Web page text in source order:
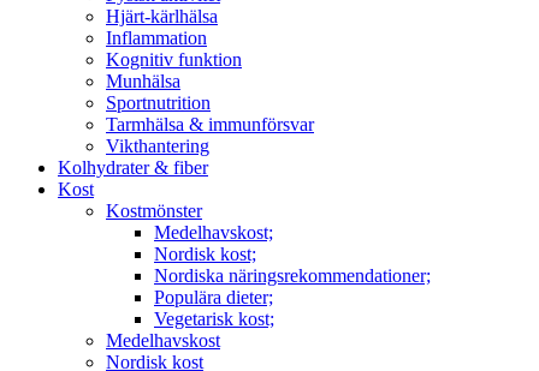
Hjärt-kärlhälsa
Inflammation
Kognitiv funktion
Munhälsa
Sportnutrition
Tarmhälsa & immunförsvar
Vikthantering
Kolhydrater & fiber
Kost
Kostmönster
Medelhavskost;
Nordisk kost;
Nordiska näringsrekommendationer;
Populära dieter;
Vegetarisk kost;
Medelhavskost
Nordisk kost